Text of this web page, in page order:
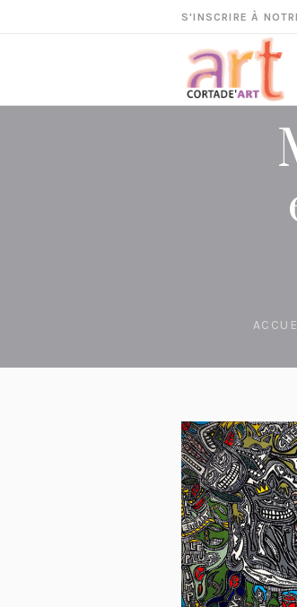
S'INSCRIRE À